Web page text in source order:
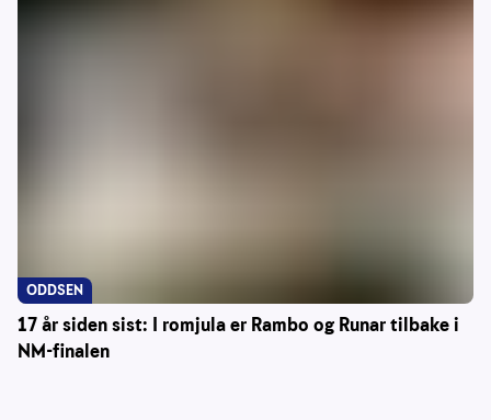
17 år siden sist: I romjula er Rambo og Runar tilbake i
NM-finalen
ODDSEN